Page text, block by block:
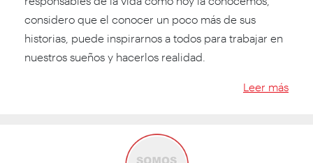
considero que el conocer un poco más de sus
historias, puede inspirarnos a todos para trabajar en
nuestros sueños y hacerlos realidad.
Leer más